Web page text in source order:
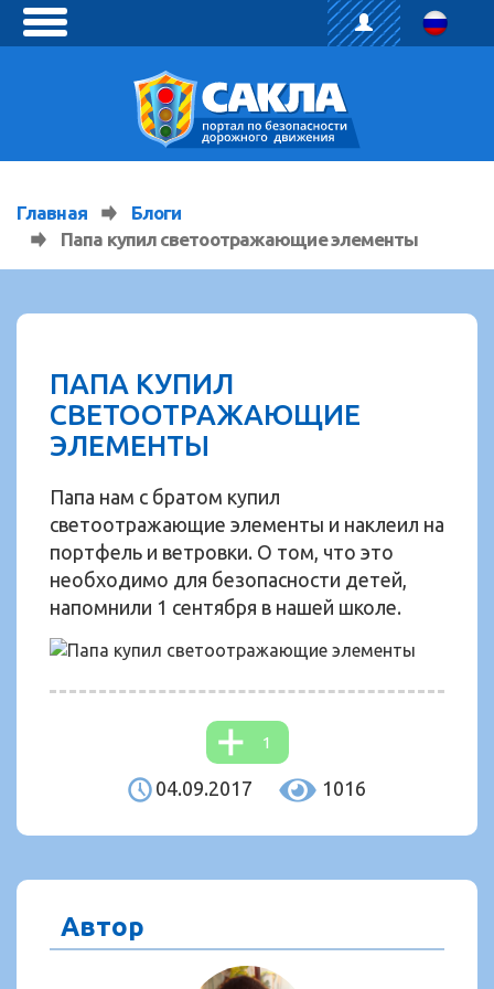
toggle
Главная
Блоги
Папа купил светоотражающие элементы
ПАПА КУПИЛ
СВЕТООТРАЖАЮЩИЕ
ЭЛЕМЕНТЫ
Папа нам с братом купил
светоотражающие элементы и наклеил на
портфель и ветровки. О том, что это
необходимо для безопасности детей,
напомнили 1 сентября в нашей школе.
1
04.09.2017 1016
Автор